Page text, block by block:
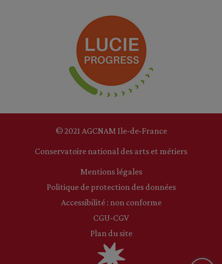
© 2021 AGCNAM Ile-de-France
Conservatoire national des arts et métiers
Mentions légales
Politique de protection des données
Accessibilité : non conforme
CGU-CGV
Plan du site